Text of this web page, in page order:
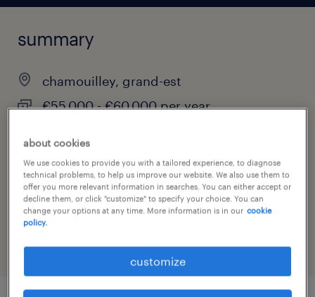
summary
chamouilley, grand-est
€55,000 - €60,000 per year
job category
manufacturing & production
about cookies
We use cookies to provide you with a tailored experience, to diagnose
technical problems, to help us improve our website. We also use them to
offer you more relevant information in searches. You can either accept or
decline them, or click "customize" to specify your choice. You can
change your options at any time. More information is in our cookie
policy.
customize